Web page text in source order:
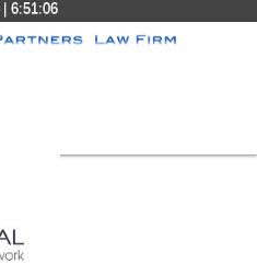
| 6:51:06